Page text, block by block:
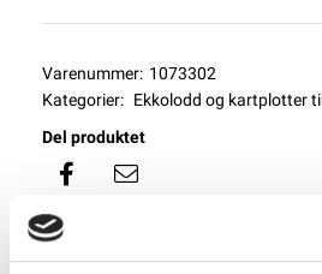
Varenummer: 1073302
Kategorier: Ekkolodd og kartplotter
Del produktet